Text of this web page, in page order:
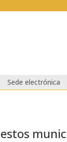
Sede electrónica